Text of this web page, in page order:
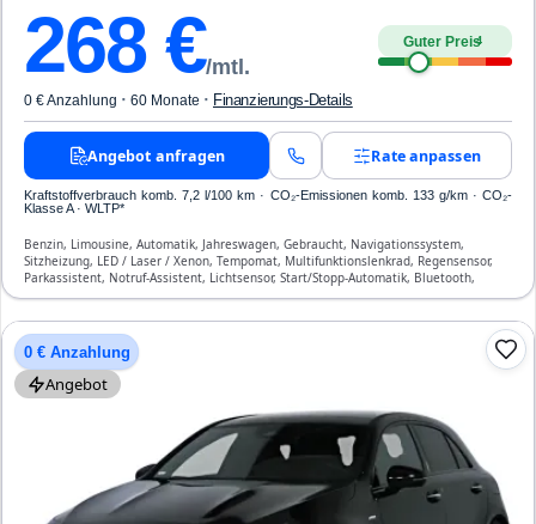
268€/mtl.
Guter Preis4
0 € Anzahlung · 60 Monate · Finanzierungs-Details
Angebot anfragen Rate anpassen
Kraftstoffverbrauch komb. 7,2 l/100 km · CO₂-Emissionen komb. 133 g/km · CO₂-
Klasse A · WLTP*
Benzin, Limousine, Automatik, Jahreswagen, Gebraucht, Navigationssystem,
Sitzheizung, LED / Laser / Xenon, Tempomat, Multifunktionslenkrad, Regensensor,
Parkassistent, Notruf-Assistent, Lichtsensor, Start/Stopp-Automatik, Bluetooth,
Freisprecheinrichtung, Verkehrszeichen-Erkennung, ESP, ABS, Klimatisierung, Front-,
0 € Anzahlung
Angebot